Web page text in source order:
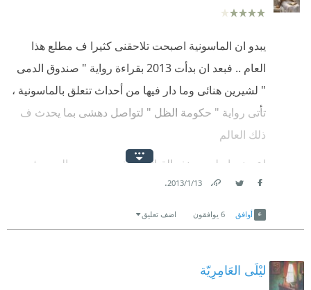
يبدو ان الماسونية اصبحت تلاحقنى كثيرا ف مطلع هذا
العام .. فبعد ان بدأت 2013 بقراءة رواية " صندوق الدمى
" لشيرين هنائى وما دار فيها من أحداث تتعلق بالماسونية ،
تأتى رواية " حكومة الظل " لتواصل دهشى بما يحدث ف
ذلك العالم
اعجبنى اسلوب منذر القبانى والذى يجمع بين السرد ف
الحاضر والسرد ف الماضر بشكل مبسط دون إحداث
ربكة لدى القارئ وإن كان يعيبه بعض الاخطاء الإملائية
والنحوية
اعجبنى ايضا كم المعلومات الواردة بتلك الرواية خاصة عن
الماسونية والفترة العثمانية ويهود الدونمة وحيرام ابيف
13‏/1‏/2013
.
أوافق 6 يوافقون اضف تعليق
ليْلَى العَامِرِيّة